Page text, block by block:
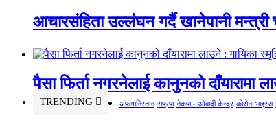
आचारसंहिता उल्लंघन गर्दै खानेपानी मन्त्री
पैसा फिर्ता नगरनेलाई कानुनको दाँयारामा
TRENDING अफगानिस्तान राप्रपा नेकपा माओवादी केन्द्र कोरोना भाइरस